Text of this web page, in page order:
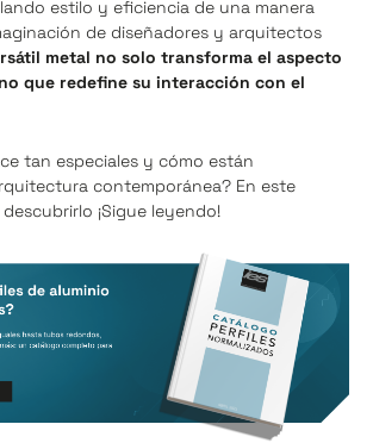
estilo y eficiencia de una manera
de diseñadores y arquitectos
metal no solo transforma el aspecto
que redefine su interacción con el
tan especiales y cómo están
contemporánea? En este
¡Sigue leyendo!